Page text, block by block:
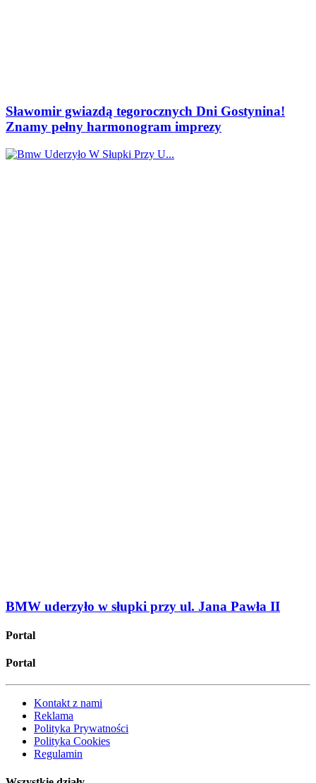
Sławomir gwiazdą tegorocznych Dni Gostynina!
Znamy pełny harmonogram imprezy
BMW uderzyło w słupki przy ul. Jana Pawła II
Portal
Portal
Kontakt z nami
Reklama
Polityka Prywatności
Polityka Cookies
Regulamin